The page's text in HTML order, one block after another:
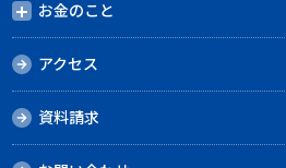
お金のこと
アクセス
資料請求